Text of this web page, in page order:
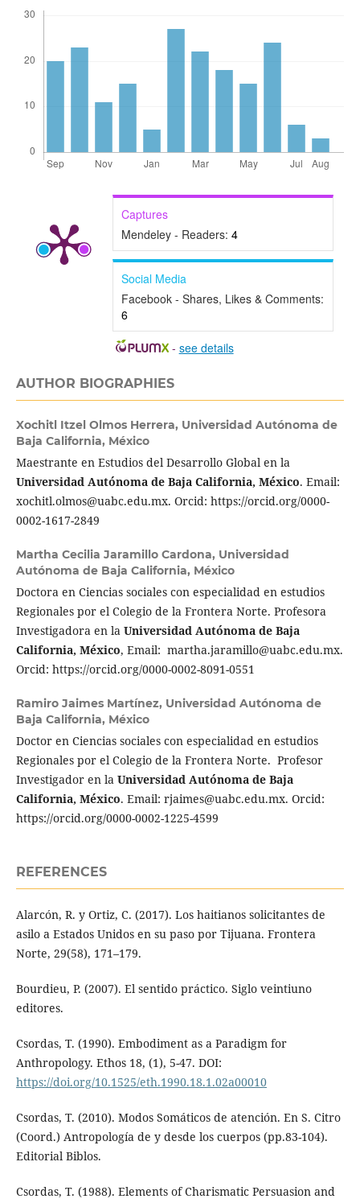
Captures
Mendeley - Readers: 4
Social Media
Facebook - Shares, Likes & Comments:
6
- see details
AUTHOR BIOGRAPHIES
Xochitl Itzel Olmos Herrera, Universidad Autónoma de
Baja California, México
Maestrante en Estudios del Desarrollo Global en la
Universidad Autónoma de Baja California, México. Email:
xochitl.olmos@uabc.edu.mx. Orcid: https://orcid.org/0000-
0002-1617-2849
Martha Cecilia Jaramillo Cardona, Universidad
Autónoma de Baja California, México
Doctora en Ciencias sociales con especialidad en estudios
Regionales por el Colegio de la Frontera Norte. Profesora
Investigadora en la Universidad Autónoma de Baja
California, México, Email: martha.jaramillo@uabc.edu.mx.
Orcid: https://orcid.org/0000-0002-8091-0551
Ramiro Jaimes Martínez, Universidad Autónoma de
Baja California, México
Doctor en Ciencias sociales con especialidad en estudios
Regionales por el Colegio de la Frontera Norte. Profesor
Investigador en la Universidad Autónoma de Baja
California, México. Email: rjaimes@uabc.edu.mx. Orcid:
https://orcid.org/0000-0002-1225-4599
REFERENCES
Alarcón, R. y Ortiz, C. (2017). Los haitianos solicitantes de
asilo a Estados Unidos en su paso por Tijuana. Frontera
Norte, 29(58), 171–179.
Bourdieu, P. (2007). El sentido práctico. Siglo veintiuno
editores.
Csordas, T. (1990). Embodiment as a Paradigm for
Anthropology. Ethos 18, (1), 5-47. DOI:
https://doi.org/10.1525/eth.1990.18.1.02a00010
Csordas, T. (2010). Modos Somáticos de atención. En S. Citro
(Coord.) Antropología de y desde los cuerpos (pp.83-104).
Editorial Biblos.
Csordas, T. (1988). Elements of Charismatic Persuasion and